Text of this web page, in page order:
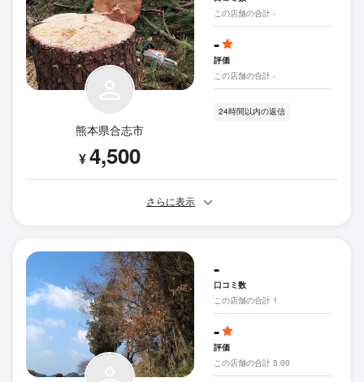
熊本県合志市
¥4,500
この店舗の合計 -
-
評価
この店舗の合計 -
24時間以内の返信
さらに表示
-
口コミ数
この店舗の合計 1
-
評価
この店舗の合計 5.00